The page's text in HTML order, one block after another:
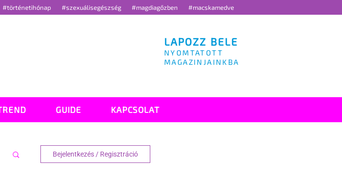
#történetihónap #szexuálisegészség #magdiagőzben #macskamedve
LAPOZZ BELE
NYOMTATOTT
MAGAZINJAINKBA
GUIDE KAPCSOLAT
Bejelentkezés / Regisztráció